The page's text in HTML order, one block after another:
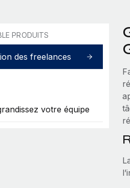
PRODUITS
des freelances
votre équipe